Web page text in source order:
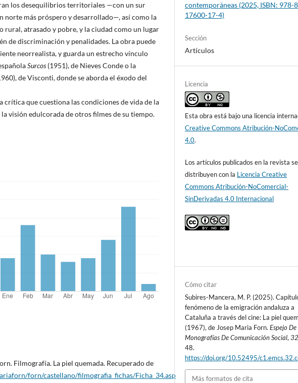
los desequilibrios territoriales —con un sur
norte más próspero y desarrollado—, así como la
rural, atrasado y pobre, y la ciudad como un lugar
de discriminación y penalidades. La obra puede
neorrealista, y guarda un estrecho vínculo
Surcos (1951), de Nieves Conde o la
de Visconti, donde se aborda el éxodo del
crítica que cuestiona las condiciones de vida de la
la visión edulcorada de otros filmes de su tiempo.
Filmografía. La piel quemada. Recuperado de
forn/castellano/filmografia_fichas/Ficha_34.asp
contemporáneas (2025, ISBN: 978-
17600-17-4)
Sección
Artículos
Licencia
Esta obra está bajo una licencia
Creative Commons Atribución-
4.0.
Los artículos publicados en la revista se
distribuyen con la Licencia Creative
Commons Atribución-NoComercial-
SinDerivadas 4.0 Internacional
Cómo citar
Subires-Mancera, M. P. (2025).
fenómeno de la emigración andaluza a
Cataluña a través del cine: La piel
(1967), de Josep Maria Forn.Espejo De
Monografías De Comunicación Social,
48.
https://doi.org/10.52495/
Más formatos de cita